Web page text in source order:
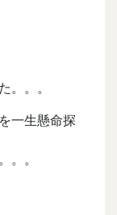
。。。
一生懸命探
。。